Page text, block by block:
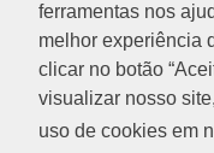
ferramentas nos
melhor experiência
clicar no botão
visualizar nosso
uso de cookies em
Select Language▼